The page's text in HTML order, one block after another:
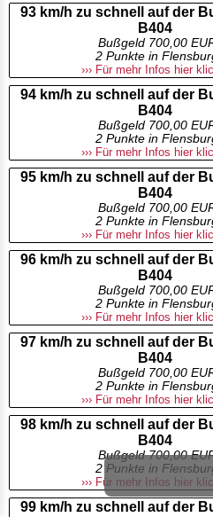
93 km/h zu schnell auf der
B404
Bußgeld 700,00
2 Punkte in
››› Für mehr Infos hier
94 km/h zu schnell auf der
B404
Bußgeld 700,00
2 Punkte in
››› Für mehr Infos hier
95 km/h zu schnell auf der
B404
Bußgeld 700,00
2 Punkte in
››› Für mehr Infos hier
96 km/h zu schnell auf der
B404
Bußgeld 700,00
2 Punkte in
››› Für mehr Infos hier
97 km/h zu schnell auf der
B404
Bußgeld 700,00
2 Punkte in
››› Für mehr Infos hier
98 km/h zu schnell auf der
B404
Bußgeld 700,00
2 Punkte in
››› Für mehr Infos hier
99 km/h zu schnell auf der